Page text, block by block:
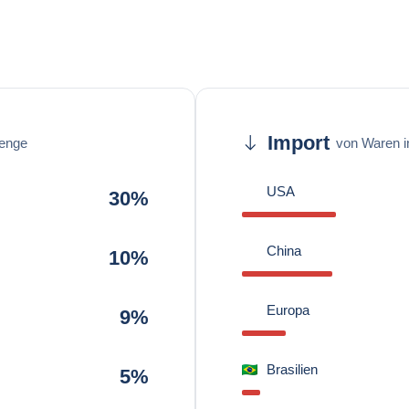
30%
10%
9%
5%
Import von Waren
USA
China
Europa
Brasilien